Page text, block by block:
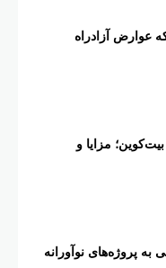
عوارض آزادراه
مزایا و
به پروژه‌های نوآورانه